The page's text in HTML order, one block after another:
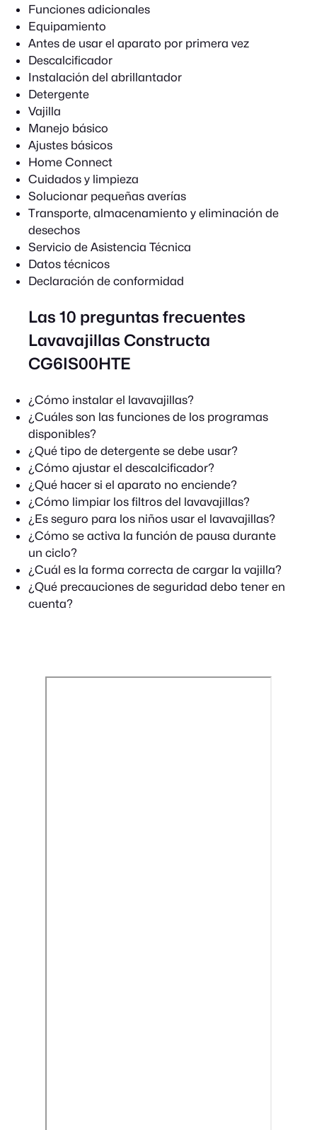
Funciones adicionales
Equipamiento
Antes de usar el aparato por primera vez
Descalcificador
Instalación del abrillantador
Detergente
Vajilla
Manejo básico
Ajustes básicos
Home Connect
Cuidados y limpieza
Solucionar pequeñas averías
Transporte, almacenamiento y eliminación de
desechos
Servicio de Asistencia Técnica
Datos técnicos
Declaración de conformidad
Las 10 preguntas frecuentes
Lavavajillas Constructa
CG6IS00HTE
¿Cómo instalar el lavavajillas?
¿Cuáles son las funciones de los programas
disponibles?
¿Qué tipo de detergente se debe usar?
¿Cómo ajustar el descalcificador?
¿Qué hacer si el aparato no enciende?
¿Cómo limpiar los filtros del lavavajillas?
¿Es seguro para los niños usar el lavavajillas?
¿Cómo se activa la función de pausa durante
un ciclo?
¿Cuál es la forma correcta de cargar la vajilla?
¿Qué precauciones de seguridad debo tener en
cuenta?